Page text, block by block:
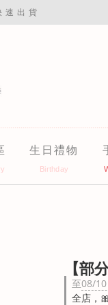
速出貨
生日禮物
【部
至08/
全店，